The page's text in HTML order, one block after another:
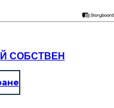
СОБСТВЕН